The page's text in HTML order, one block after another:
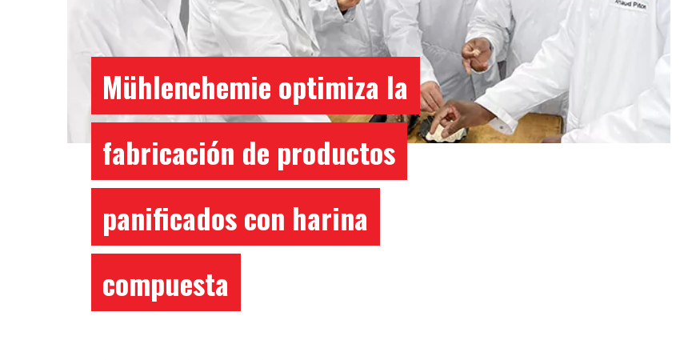
Mühlenchemie optimiza la
fabricación de productos
panificados con harina
compuesta